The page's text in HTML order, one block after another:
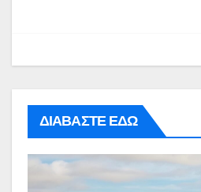
ΔΙΑΒΑΣΤΕ ΕΔΩ